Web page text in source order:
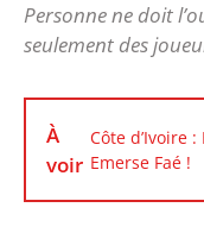
Personne ne doit
seulement des
À
voir
Côte d’Ivoire
Emerse Faé !